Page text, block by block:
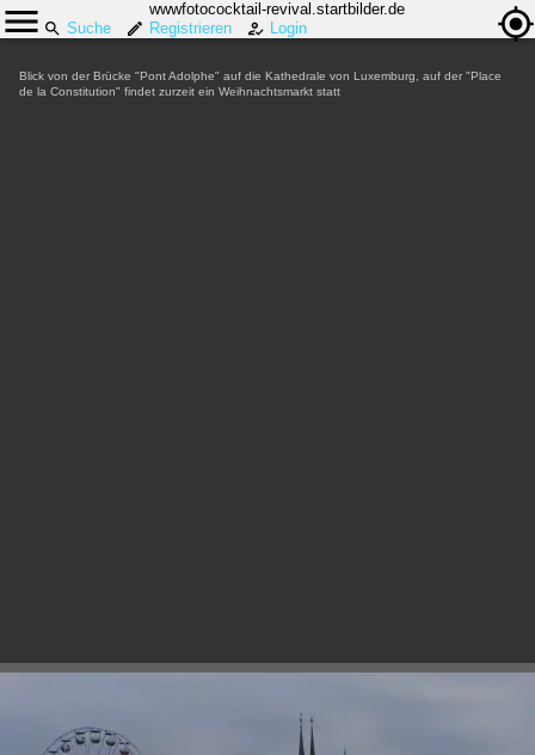
wwwfotococktail-revival.startbilder.de
Suche
Registrieren Login
Blick von der Brücke "Pont Adolphe" auf die Kathedrale von Luxemburg, auf der "Place
de la Constitution" findet zurzeit ein Weihnachtsmarkt statt